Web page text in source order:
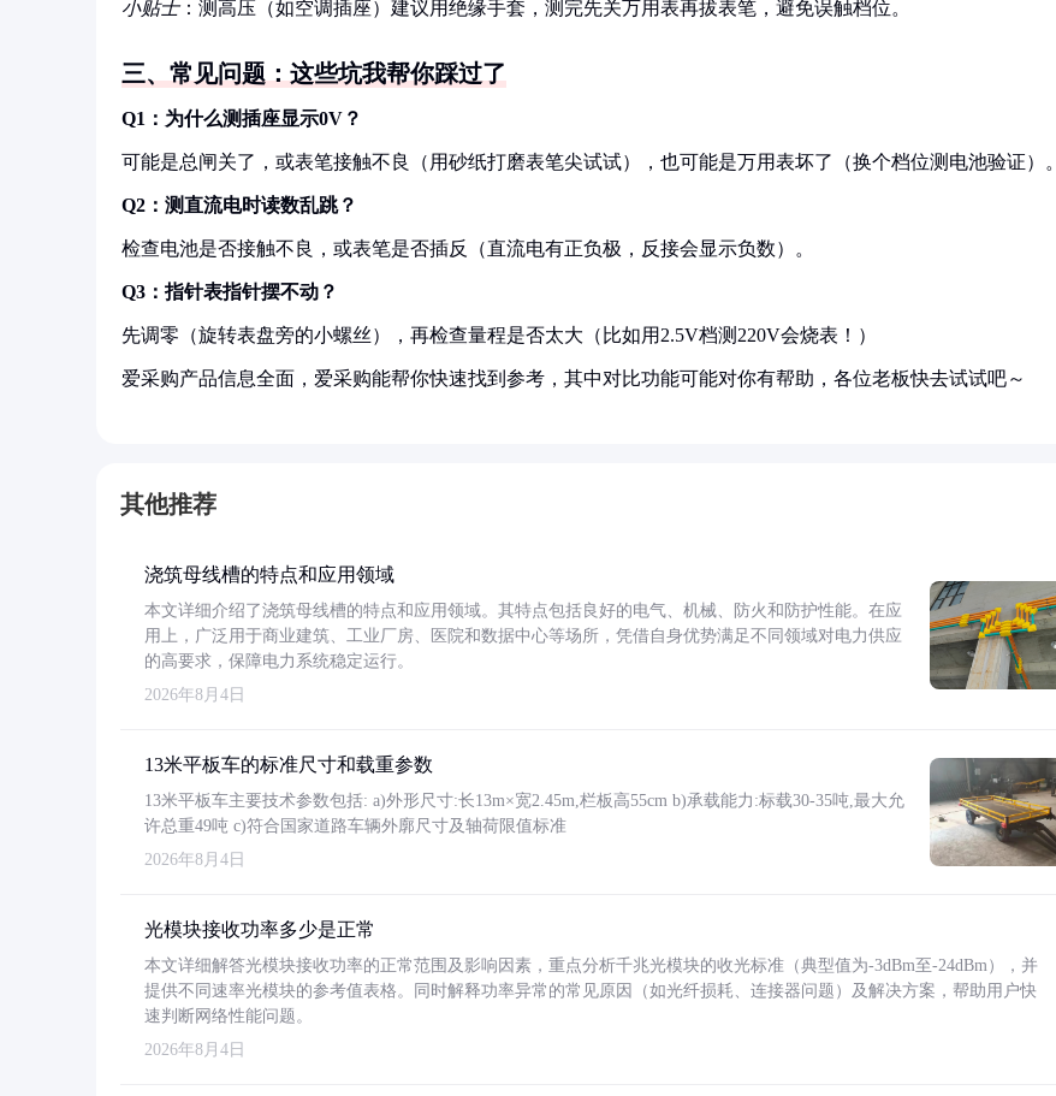
小贴士：测高压（如空调插座）建议用绝缘手套，测完先关万用表再拔表笔，避免误触档位。
三、常见问题：这些坑我帮你踩过了
Q1：为什么测插座显示0V？
可能是总闸关了，或表笔接触不良（用砂纸打磨表笔尖试试），也可能是万用表坏了（换个档位测电池验证）。
Q2：测直流电时读数乱跳？
检查电池是否接触不良，或表笔是否插反（直流电有正负极，反接会显示负数）。
Q3：指针表指针摆不动？
先调零（旋转表盘旁的小螺丝），再检查量程是否太大（比如用2.5V档测220V会烧表！）
爱采购产品信息全面，爱采购能帮你快速找到参考，其中对比功能可能对你有帮助，各位老板快去试试吧～
其他推荐
浇筑母线槽的特点和应用领域
本文详细介绍了浇筑母线槽的特点和应用领域。其特点包括良好的电气、机械、防火和防护性能。在应
用上，广泛用于商业建筑、工业厂房、医院和数据中心等场所，凭借自身优势满足不同领域对电力供应
的高要求，保障电力系统稳定运行。
2026年8月4日
13米平板车的标准尺寸和载重参数
13米平板车主要技术参数包括: a)外形尺寸:长13m×宽2.45m,栏板高55cm b)承载能力:标载30-35吨,最大允
许总重49吨 c)符合国家道路车辆外廓尺寸及轴荷限值标准
2026年8月4日
光模块接收功率多少是正常
本文详细解答光模块接收功率的正常范围及影响因素，重点分析千兆光模块的收光标准（典型值为-3dBm至-24dBm），并
提供不同速率光模块的参考值表格。同时解释功率异常的常见原因（如光纤损耗、连接器问题）及解决方案，帮助用户快
速判断网络性能问题。
2026年8月4日